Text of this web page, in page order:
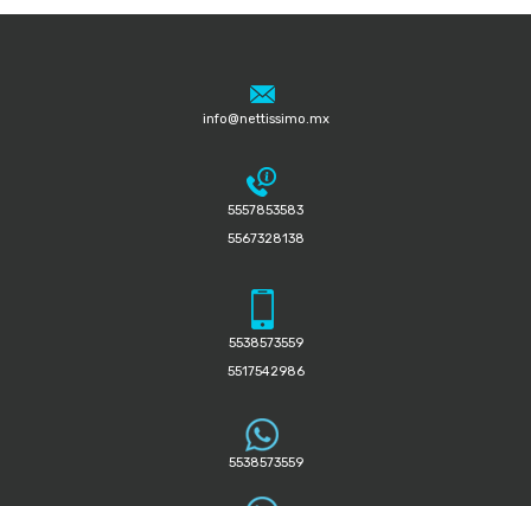
info@nettissimo.mx
5557853583
5567328138
5538573559
5517542986
5538573559